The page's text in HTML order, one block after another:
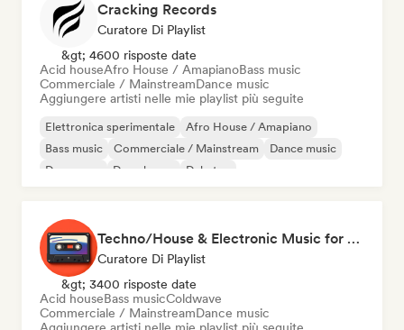
Cracking Records
Curatore Di Playlist
&gt; 4600 risposte date
Acid houseAfro House / AmapianoBass music
Commerciale / MainstreamDance music
Aggiungere artisti nelle mie playlist più seguite
Elettronica sperimentale
Afro House / Amapiano
Bass music
Commerciale / Mainstream
Dance music
Danza pop
Deep house Dubstep
Techno/House & Electronic Music for Svea Playlists
Curatore Di Playlist
&gt; 3400 risposte date
Acid houseBass musicColdwave
Commerciale / MainstreamDance music